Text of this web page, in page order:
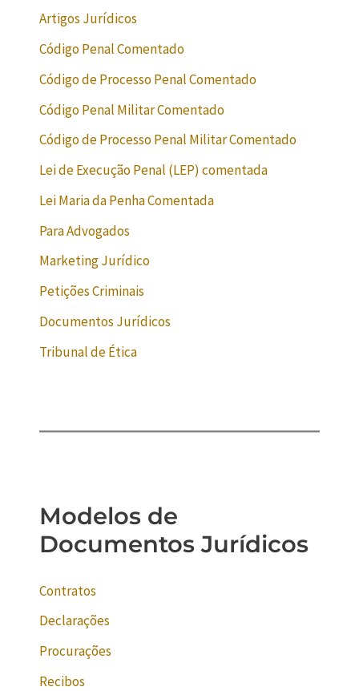
Artigos Jurídicos
Código Penal Comentado
Código de Processo Penal Comentado
Código Penal Militar Comentado
Código de Processo Penal Militar Comentado
Lei de Execução Penal (LEP) comentada
Lei Maria da Penha Comentada
Para Advogados
Marketing Jurídico
Petições Criminais
Documentos Jurídicos
Tribunal de Ética
Modelos de
Documentos Jurídicos
Contratos
Declarações
Procurações
Recibos